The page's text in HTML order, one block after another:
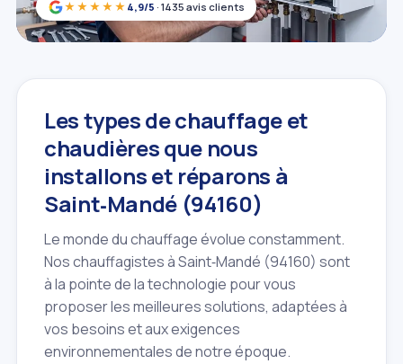
★★★★★ 4,9/5 · 1435 avis clients
Les types de chauffage et
chaudières que nous
installons et réparons à
Saint‑Mandé (94160)
Le monde du chauffage évolue constamment.
Nos chauffagistes à Saint‑Mandé (94160) sont
à la pointe de la technologie pour vous
proposer les meilleures solutions, adaptées à
vos besoins et aux exigences
environnementales de notre époque.